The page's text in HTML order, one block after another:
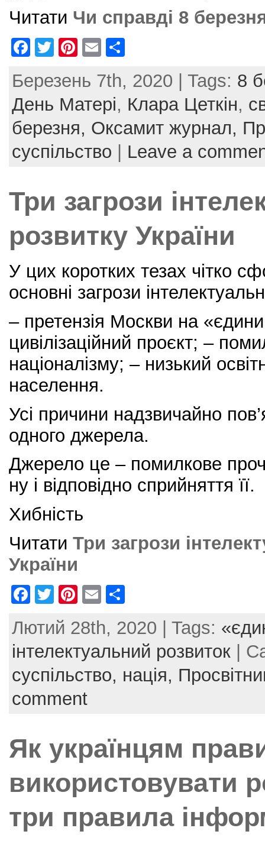
Читати Чи справді 8
F
c
e
b
o
o
T
itt
er
Pi
er
e
st
E
ai
l
ar
e
Березень 7th, 2020 | Tags: 8
День Матері, Клара Цеткін,
березня, Оксамит журнал,
суспільство
Leave a
Три загрози
розвитку України
У цих коротких тезах чітко
основні загрози
– претензія Москви на
цивілізаційний проєкт; –
націоналізму; – низький
населення.
Усі причини надзвичайно
одного джерела.
Джерело це – помилкове
ну і відповідно сприйняття її.
Хибність
Читати Три загрози
України
F
c
e
b
o
T
itt
er
Pi
er
e
st
E
ai
l
ar
e
Лютий 28th, 2020 | Tags:
інтелектуальний розвиток |
суспільство, нація,
comment
Як українцям
використовувати
три правила